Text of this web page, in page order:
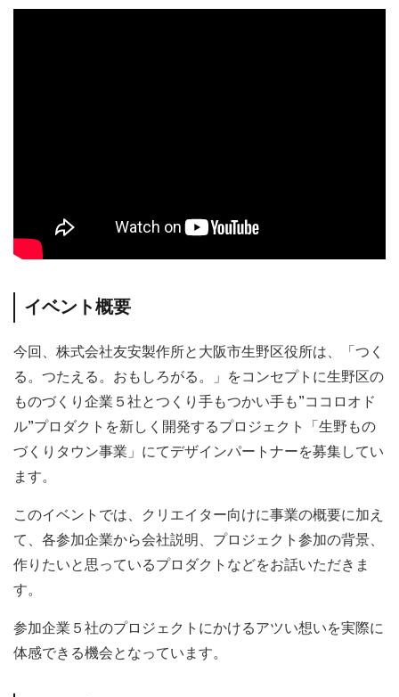
イベント概要
今回、株式会社友安製作所と大阪市生野区役所は、「つく
る。つたえる。おもしろがる。」をコンセプトに生野区の
ものづくり企業５社とつくり手もつかい手も”ココロオド
ル”プロダクトを新しく開発するプロジェクト「生野もの
づくりタウン事業」にてデザインパートナーを募集してい
ます。
このイベントでは、クリエイター向けに事業の概要に加え
て、各参加企業から会社説明、プロジェクト参加の背景、
作りたいと思っているプロダクトなどをお話いただきま
す。
参加企業５社のプロジェクトにかけるアツい想いを実際に
体感できる機会となっています。